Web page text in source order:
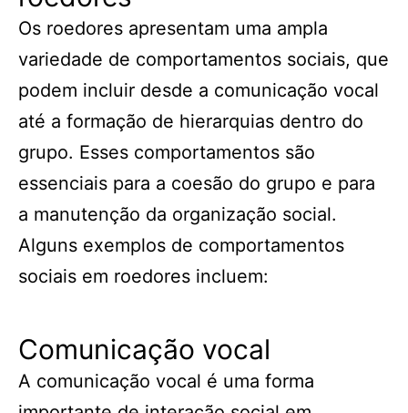
Os roedores apresentam uma ampla
variedade de comportamentos sociais, que
podem incluir desde a comunicação vocal
até a formação de hierarquias dentro do
grupo. Esses comportamentos são
essenciais para a coesão do grupo e para
a manutenção da organização social.
Alguns exemplos de comportamentos
sociais em roedores incluem:
Comunicação vocal
A comunicação vocal é uma forma